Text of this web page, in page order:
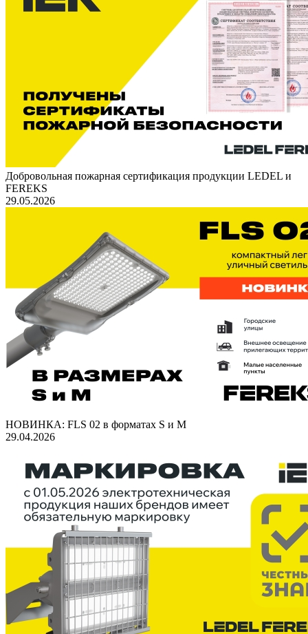
Добровольная пожарная сертификация продукции LEDEL и
FEREKS
29.05.2026
НОВИНКА: FLS 02 в форматах S и M
29.04.2026